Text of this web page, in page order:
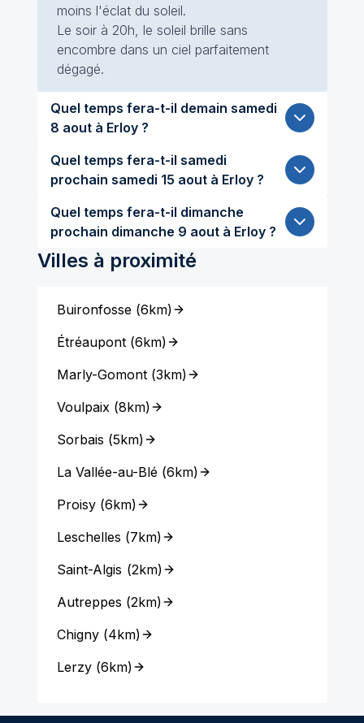
moins l'éclat du soleil.
Le soir à 20h, le soleil brille sans
encombre dans un ciel parfaitement
dégagé.
Quel temps fera-t-il demain samedi
8 aout à Erloy ?
Quel temps fera-t-il samedi
prochain samedi 15 aout à Erloy ?
Quel temps fera-t-il dimanche
prochain dimanche 9 aout à Erloy ?
Villes à proximité
Buironfosse(6km)
Étréaupont(6km)
Marly-Gomont(3km)
Voulpaix(8km)
Sorbais (5km)
La Vallée-au-Blé(6km)
Proisy(6km)
Leschelles (7km)
Saint-Algis (2km)
Autreppes (2km)
Chigny(4km)
Lerzy(6km)